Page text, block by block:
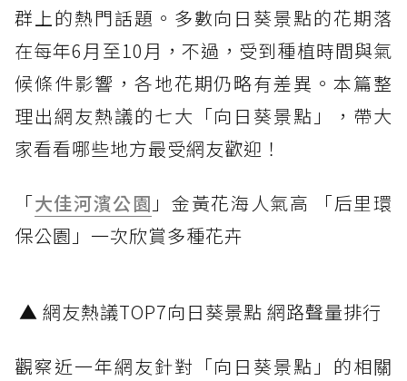
群上的熱門話題。多數向日葵景點的花期落
在每年6月至10月，不過，受到種植時間與氣
候條件影響，各地花期仍略有差異。本篇整
理出網友熱議的七大「向日葵景點」，帶大
家看看哪些地方最受網友歡迎！
「大佳河濱公園 」金黃花海人氣高 「后里環
保公園」一次欣賞多種花卉
▲ 網友熱議TOP7向日葵景點 網路聲量排行
觀察近一年網友針對「向日葵景點」的相關